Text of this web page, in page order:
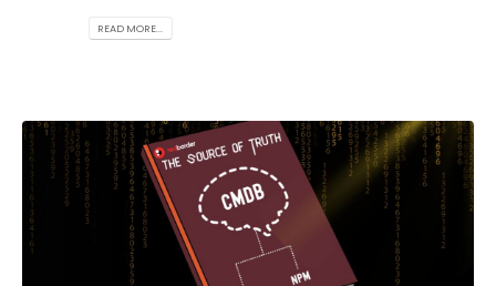
READ MORE...